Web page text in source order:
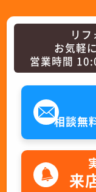
リ
お気軽
営業時間
相談無
来